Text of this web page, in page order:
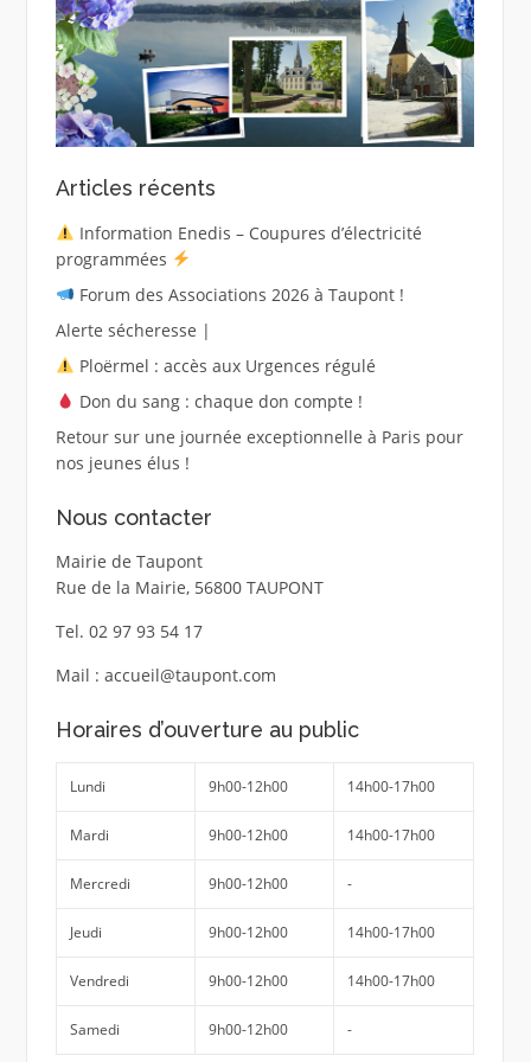
Articles récents
Information Enedis – Coupures d’électricité
programmées
Forum des Associations 2026 à Taupont !
Alerte sécheresse |
Ploërmel : accès aux Urgences régulé
Don du sang : chaque don compte !
Retour sur une journée exceptionnelle à Paris pour
nos jeunes élus !
Nous contacter
Mairie de Taupont
Rue de la Mairie, 56800 TAUPONT
Tel. 02 97 93 54 17
Mail : accueil@taupont.com
Horaires d’ouverture au public
Lundi 9h00-12h00 14h00-17h00
Mardi 9h00-12h00 14h00-17h00
Mercredi 9h00-12h00 -
Jeudi 9h00-12h00 14h00-17h00
Vendredi 9h00-12h00 14h00-17h00
Samedi 9h00-12h00 -